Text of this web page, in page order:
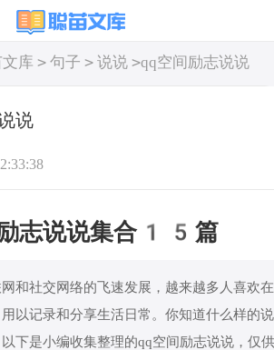
库 > 句子 > 说说 >qq空间励志说说
说
志说说集合15篇
社交网络的飞速发展，越来越多人喜欢在
以记录和分享生活日常。你知道什么样的说
下是小编收集整理的qq空间励志说说，仅